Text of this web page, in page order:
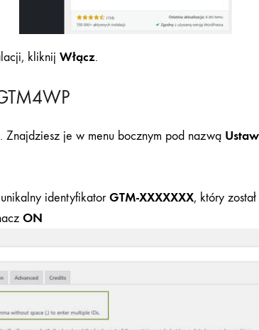
kliknij Włącz.
je w menu bocznym pod nazwą
identyfikatorGTM-XXXXXXX, który
ON